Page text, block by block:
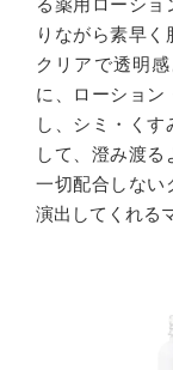
る薬用ローショ
りながら素早
クリアで透明
に、ローション
し、シミ・く
して、澄み渡
一切配合しない
演出してくれる